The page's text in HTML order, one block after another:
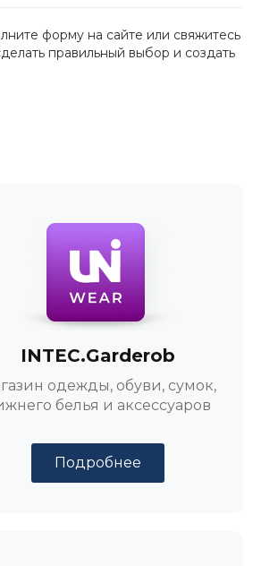
форму на сайте или свяжитесь
правильный выбор и создать
INTEC.Garderob
одежды, обуви, сумок,
белья и аксессуаров
Подробнее